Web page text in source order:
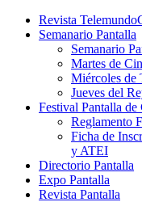
Revista
Semanario Pantalla
Semanario
Martes de
Miércoles de
Jueves del
Festival Pantalla de
Reglamento
Ficha de
y ATEI
Directorio Pantalla
Expo Pantalla
Revista Pantalla